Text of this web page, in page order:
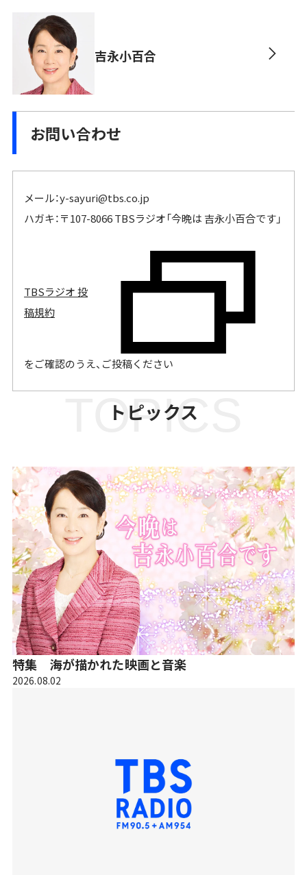
吉永小百合
お問い合わせ
メール：y-sayuri@tbs.co.jp
ハガキ：〒107-8066 TBSラジオ「今晩は 吉永小百合です」
TBSラジオ 投
稿規約
をご確認のうえ、ご投稿ください
トピックス
TOPICS
特集 海が描かれた映画と音楽
2026.08.02